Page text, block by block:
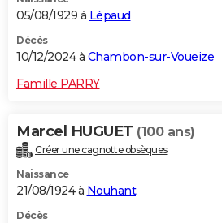
05/08/1929 à Lépaud
Décès
10/12/2024 à Chambon-sur-Voueize
Famille PARRY
Marcel HUGUET (100 ans)
Créer une cagnotte obsèques
Naissance
21/08/1924 à Nouhant
Décès